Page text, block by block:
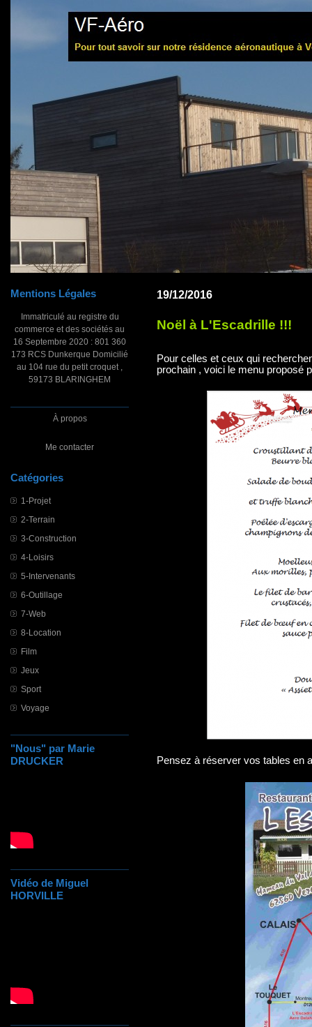
Mentions Légales
Immatriculé au registre du
commerce et des sociétés au
16 Septembre 2020 : 801 360
173 RCS Dunkerque Domicilié
au 104 rue du petit croquet ,
59173 BLARINGHEM
À propos
Me contacter
Catégories
1-Projet
2-Terrain
3-Construction
4-Loisirs
5-Intervenants
6-Outillage
7-Web
8-Location
Film
Jeux
Sport
Voyage
"Nous" par Marie
DRUCKER
Vidéo de Miguel
HORVILLE
19/12/2016
Noël à L'Escadrille !!!
Pour celles et ceux qui
prochain , voici le menu proposé
Pensez à réserver vos tables en